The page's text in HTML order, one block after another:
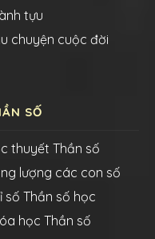
tựu
chuyện cuộc đời
SỐ
thuyết Thần số
lượng các con số
số Thần số học
học Thần số